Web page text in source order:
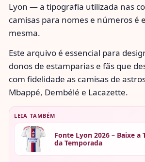
Lyon — a tipografia utilizada nas
camisas para nomes e números é
mesma.
Este arquivo é essencial para
donos de estamparias e fãs que
com fidelidade as camisas de
Mbappé, Dembélé e Lacazette.
LEIA TAMBÉM
Fonte Lyon 2026 – Baixe
da Temporada